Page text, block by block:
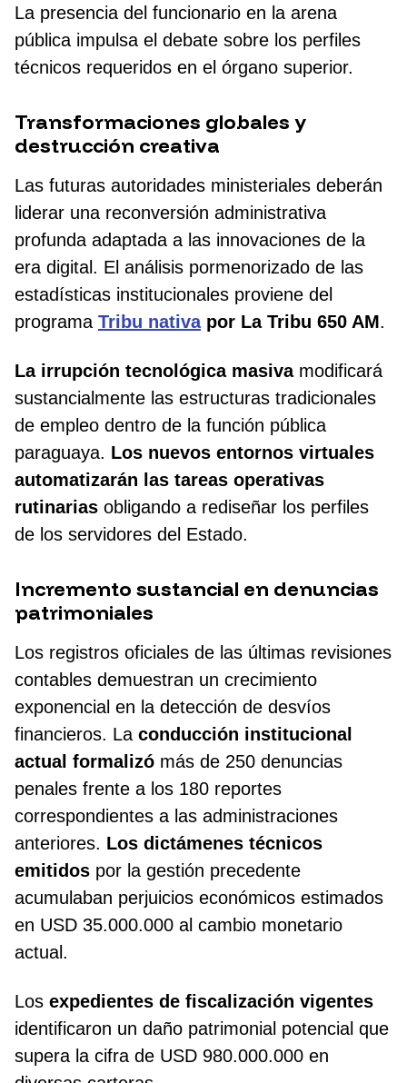
La presencia del funcionario en la arena
pública impulsa el debate sobre los perfiles
técnicos requeridos en el órgano superior.
Transformaciones globales y
destrucción creativa
Las futuras autoridades ministeriales deberán
liderar una reconversión administrativa
profunda adaptada a las innovaciones de la
era digital. El análisis pormenorizado de las
estadísticas institucionales proviene del
programa Tribu nativapor La Tribu 650 AM.
La irrupción tecnológica masivamodificará
sustancialmente las estructuras tradicionales
de empleo dentro de la función pública
paraguaya. Los nuevos entornos virtuales
automatizarán las tareas operativas
rutinarias obligando a rediseñar los perfiles
de los servidores del Estado.
Incremento sustancial en denuncias
patrimoniales
Los registros oficiales de las últimas revisiones
contables demuestran un crecimiento
exponencial en la detección de desvíos
financieros. La conducción institucional
actual formalizó más de 250 denuncias
penales frente a los 180 reportes
correspondientes a las administraciones
anteriores. Los dictámenes técnicos
emitidos por la gestión precedente
acumulaban perjuicios económicos estimados
en USD 35.000.000 al cambio monetario
actual.
Los expedientes de fiscalización vigentes
identificaron un daño patrimonial potencial que
supera la cifra de USD 980.000.000 en